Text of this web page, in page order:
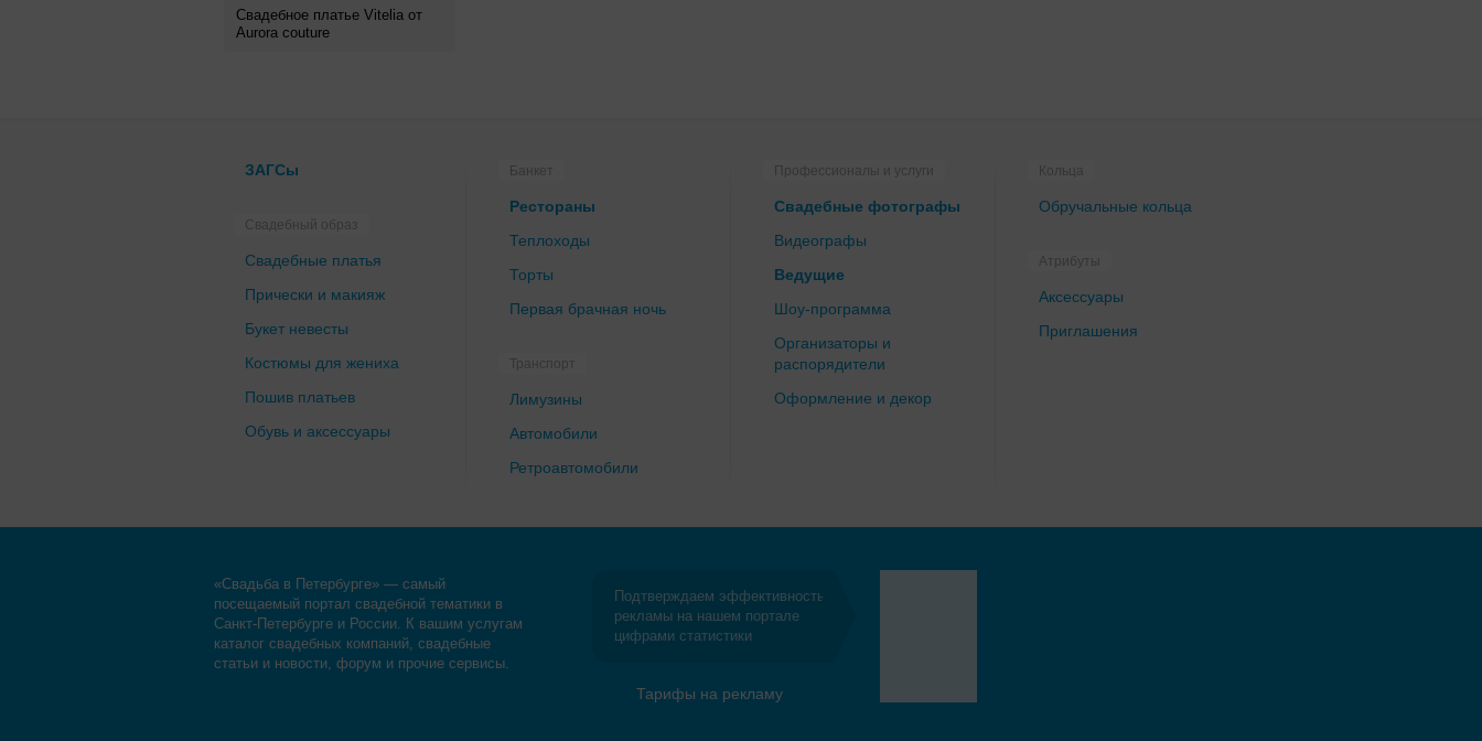
Свадебное платье Vitelia от
Aurora couture
ЗАГСы
Свадебный образ
Свадебные платья
Прически и макияж
Букет невесты
Костюмы для жениха
Пошив платьев
Обувь и аксессуары
Банкет
Рестораны
Теплоходы
Торты
Первая брачная ночь
Транспорт
Лимузины
Автомобили
Ретроавтомобили
Профессионалы и услуги
Свадебные фотографы
Видеографы
Ведущие
Шоу-программа
Организаторы и
распорядители
Оформление и декор
Кольца
Обручальные кольца
Атрибуты
Аксессуары
Приглашения
«Свадьба в Петербурге» — самый
посещаемый портал свадебной тематики в
Санкт-Петербурге и России. К вашим услугам
каталог свадебных компаний, свадебные
статьи и новости, форум и прочие сервисы.
Подтверждаем эффективность
рекламы на нашем портале
цифрами статистики
Тарифы на рекламу